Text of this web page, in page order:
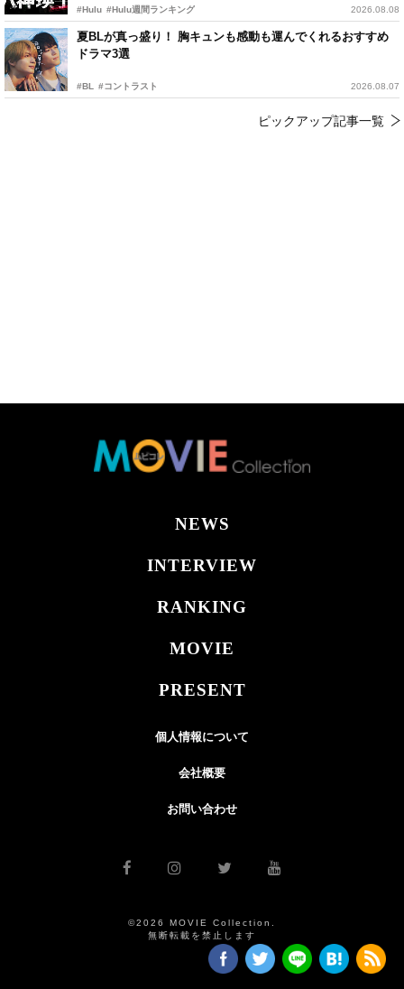
#Hulu #Hulu週間ランキング 2026.08.08
夏BLが真っ盛り！ 胸キュンも感動も運んでくれるおすすめ
ドラマ3選
#BL #コントラスト 2026.08.07
ピックアップ記事一覧
NEWS
INTERVIEW
RANKING
MOVIE
PRESENT
個人情報について
会社概要
お問い合わせ
©2026 MOVIE Collection.
無断転載を禁止します